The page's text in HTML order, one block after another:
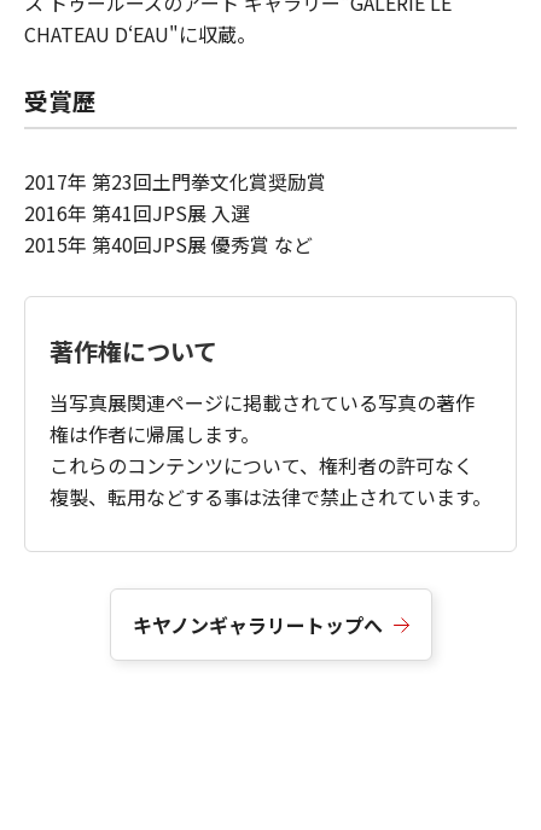
CHATEAU D‘EAU"に収蔵。​
受賞歷
2017年 第23回土門拳文化賞奨励賞​
2016年 第41回JPS展 入選​
2015年 第40回JPS展 優秀賞​ など
著作権について
当写真展関連ページに掲載されている写真の著作
権は作者に帰属します。
これらのコンテンツについて、権利者の許可なく
複製、転用などする事は法律で禁止されています。
キヤノンギャラリートップへ